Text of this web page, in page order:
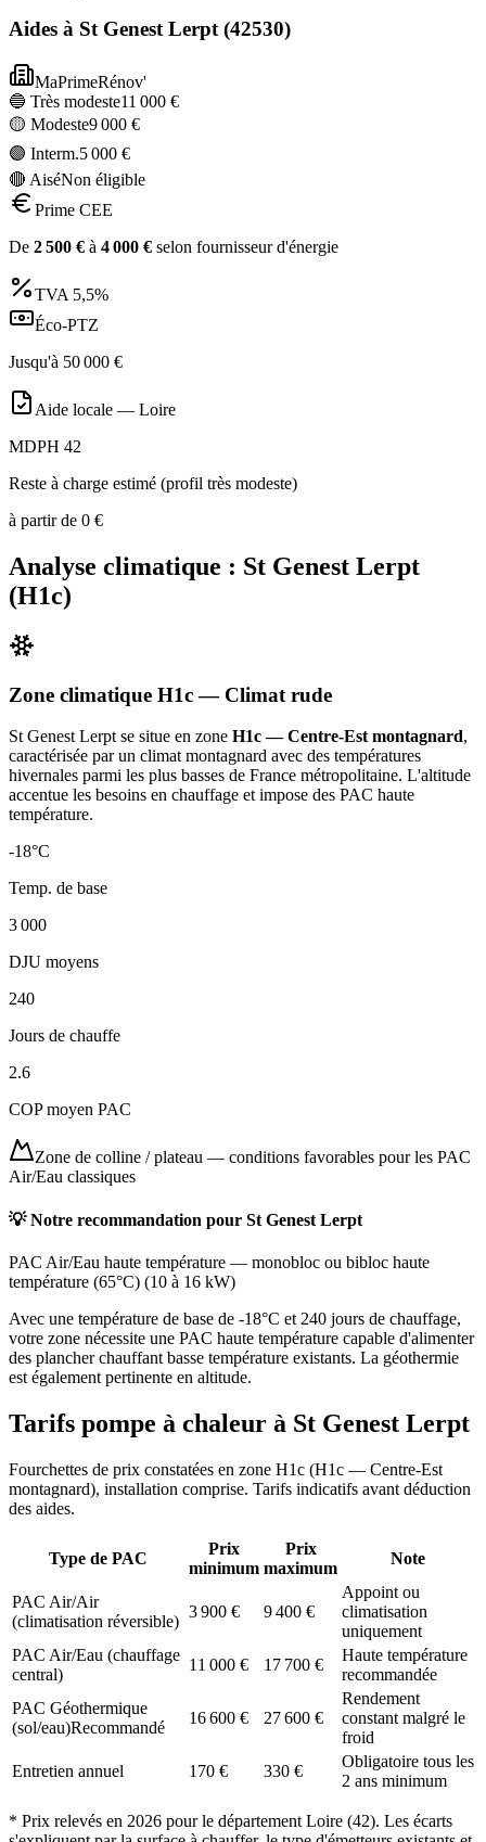
Aides à St Genest Lerpt(42530)
MaPrimeRénov'
🔵 Très modeste11 000 €
🟡 Modeste9 000 €
🟣 Interm.5 000 €
🔴 AiséNon éligible
Prime CEE
De 2 500 € à 4 000 € selon fournisseur d'énergie
TVA 5,5%
Éco-PTZ
Jusqu'à 50 000 €
Aide locale — Loire
MDPH 42
Reste à charge estimé (profil très modeste)
à partir de 0 €
Analyse climatique : St Genest Lerpt
(H1c)
Zone climatique H1c— Climat rude
St Genest Lerpt se situe en zone H1c — Centre-Est montagnard,
caractérisée par un climat montagnard avec des températures
hivernales parmi les plus basses de France métropolitaine. L'altitude
accentue les besoins en chauffage et impose des PAC haute
température.
-18°C
Temp. de base
3 000
DJU moyens
240
Jours de chauffe
2.6
COP moyen PAC
Zone de colline / plateau — conditions favorables pour les PAC
Air/Eau classiques
💡 Notre recommandation pour St Genest Lerpt
PAC Air/Eau haute température — monobloc ou bibloc haute
température (65°C) (10 à 16 kW)
Avec une température de base de -18°C et 240 jours de chauffage,
votre zone nécessite une PAC haute température capable d'alimenter
des plancher chauffant basse température existants. La géothermie
est également pertinente en altitude.
Tarifs pompe à chaleur à St Genest Lerpt
Fourchettes de prix constatées en zone H1c (H1c — Centre-Est
montagnard), installation comprise. Tarifs indicatifs avant déduction
des aides.
Type de PAC
Prix
minimum
Prix
maximum
Note
PAC Air/Air
(climatisation réversible)
3 900 € 9 400 €
Appoint ou
climatisation
uniquement
PAC Air/Eau (chauffage
central)
11 000 € 17 700 €
Haute température
recommandée
PAC Géothermique
(sol/eau)Recommandé
16 600 € 27 600 €
Rendement
constant malgré le
froid
Entretien annuel
170 € 330 €
Obligatoire tous les
2 ans minimum
* Prix relevés en 2026 pour le département Loire (42). Les écarts